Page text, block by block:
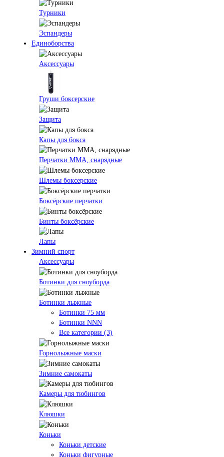
Турники
Эспандеры
Единоборства
Аксессуары
Груши боксерские
Защита
Капы для бокса
Перчатки ММА, снарядные
Шлемы боксерские
Боксёрские перчатки
Бинты боксёрские
Лапы
Зимний спорт
Аксессуары
Ботинки для сноуборда
Ботинки лыжные
Ботинки 75 мм
Ботинки NNN
Все категории (3)
Горнолыжные маски
Зимние самокаты
Камеры для тюбингов
Клюшки
Коньки
Коньки детские
Коньки фигурные